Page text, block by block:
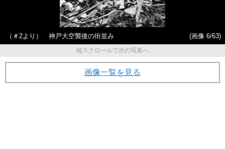
（＃2より） 神戸大空襲後の街並み
(画像 6/63)
縦スクロールで次の写真へ
画像一覧を見る